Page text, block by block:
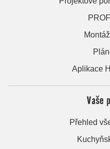
Aplikace
Vaše
Přehled